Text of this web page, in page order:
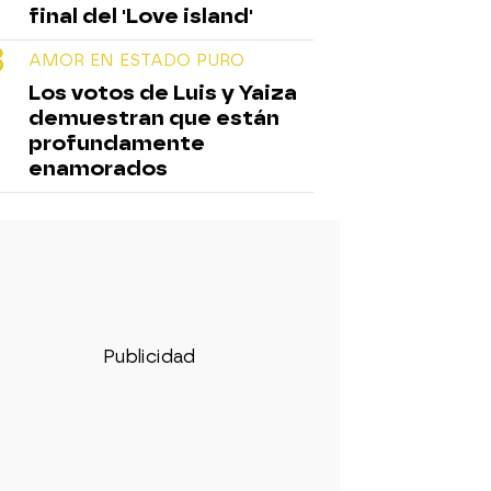
final del 'Love island'
AMOR EN ESTADO PURO
Los votos de Luis y Yaiza
demuestran que están
profundamente
enamorados